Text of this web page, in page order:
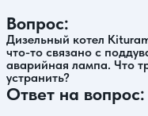
Вопрос:
Дизельный котел
что-то связано с
аварийная лампа. Что
устранить?
Ответ на вопрос: